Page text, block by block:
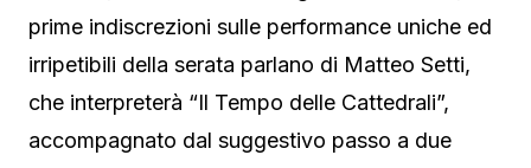
prime indiscrezioni sulle performance uniche ed
irripetibili della serata parlano di Matteo Setti,
che interpreterà “Il Tempo delle Cattedrali”,
accompagnato dal suggestivo passo a due